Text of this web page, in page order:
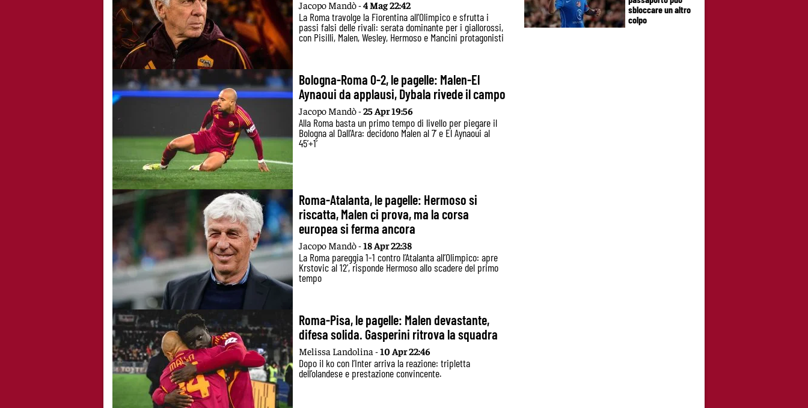
Jacopo Mandò -4 Mag 22:42
La Roma travolge la Fiorentina all’Olimpico e sfrutta i
passi falsi delle rivali: serata dominante per i giallorossi,
con Pisilli, Malen, Wesley, Hermoso e Mancini protagonisti
Bologna-Roma 0-2, le pagelle: Malen-El
Aynaoui da applausi, Dybala rivede il campo
Jacopo Mandò -25 Apr 19:56
Alla Roma basta un primo tempo di livello per piegare il
Bologna al Dall’Ara: decidono Malen al 7’ e El Aynaoui al
45’+1’
Roma-Atalanta, le pagelle: Hermoso si
riscatta, Malen ci prova, ma la corsa
europea si ferma ancora
Jacopo Mandò -18 Apr 22:38
La Roma pareggia 1-1 contro l’Atalanta all’Olimpico: apre
Krstovic al 12’, risponde Hermoso allo scadere del primo
tempo
Roma-Pisa, le pagelle: Malen devastante,
difesa solida. Gasperini ritrova la squadra
Melissa Landolina -10 Apr 22:46
Dopo il ko con l’Inter arriva la reazione: tripletta
dell’olandese e prestazione convincente.
sbloccare un altro
colpo